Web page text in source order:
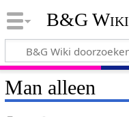
B&G Wiki
Man alleen